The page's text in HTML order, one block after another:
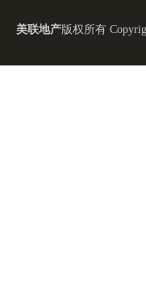
美联地产版权所有